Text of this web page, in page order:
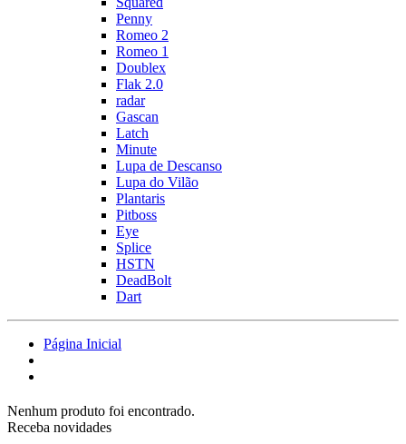
Penny
Romeo 2
Romeo 1
Doublex
Flak 2.0
radar
Gascan
Latch
Minute
Lupa de Descanso
Lupa do Vilão
Plantaris
Pitboss
Eye
Splice
HSTN
DeadBolt
Dart
Página Inicial
Nenhum produto foi encontrado.
Receba novidades